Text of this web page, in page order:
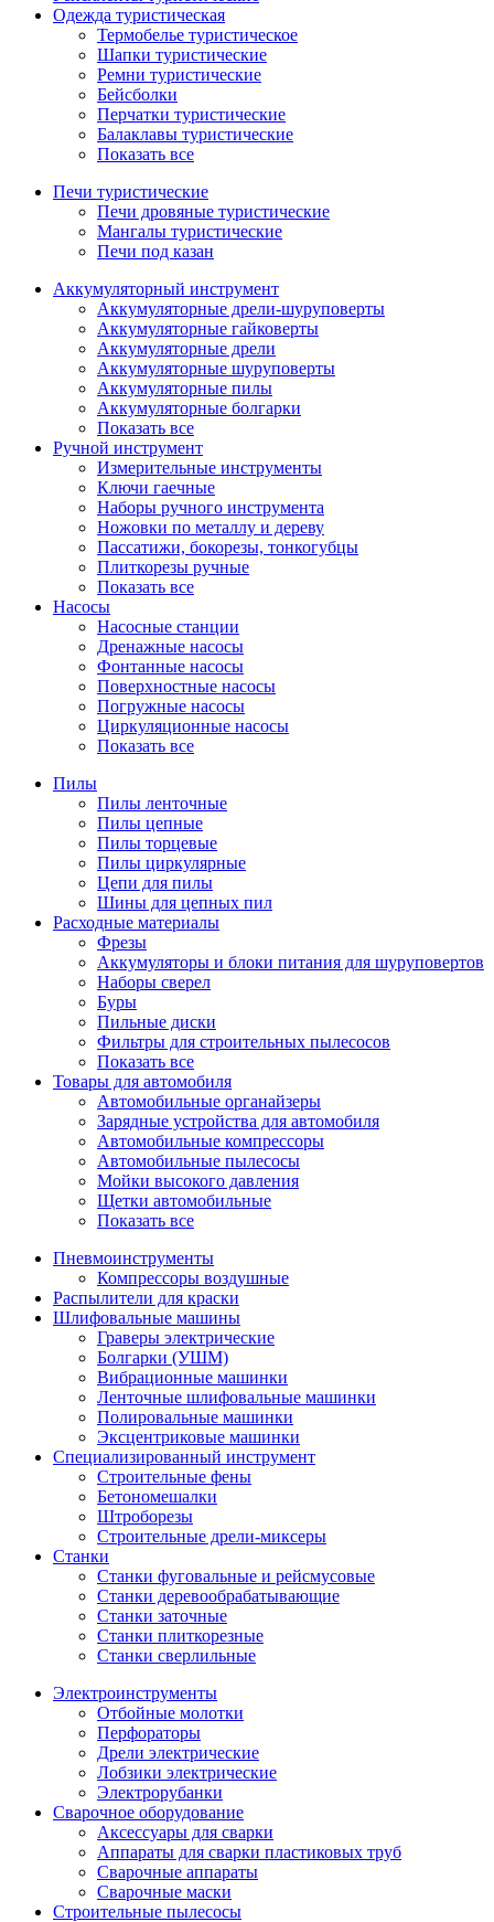
Одежда туристическая
Термобелье туристическое
Шапки туристические
Ремни туристические
Бейсболки
Перчатки туристические
Балаклавы туристические
Показать все
Печи туристические
Печи дровяные туристические
Мангалы туристические
Печи под казан
Аккумуляторный инструмент
Аккумуляторные дрели-шуруповерты
Аккумуляторные гайковерты
Аккумуляторные дрели
Аккумуляторные шуруповерты
Аккумуляторные пилы
Аккумуляторные болгарки
Показать все
Ручной инструмент
Измерительные инструменты
Ключи гаечные
Наборы ручного инструмента
Ножовки по металлу и дереву
Пассатижи, бокорезы, тонкогубцы
Плиткорезы ручные
Показать все
Насосы
Насосные станции
Дренажные насосы
Фонтанные насосы
Поверхностные насосы
Погружные насосы
Циркуляционные насосы
Показать все
Пилы
Пилы ленточные
Пилы цепные
Пилы торцевые
Пилы циркулярные
Цепи для пилы
Шины для цепных пил
Расходные материалы
Фрезы
Аккумуляторы и блоки питания для шуруповертов
Наборы сверел
Буры
Пильные диски
Фильтры для строительных пылесосов
Показать все
Товары для автомобиля
Автомобильные органайзеры
Зарядные устройства для автомобиля
Автомобильные компрессоры
Автомобильные пылесосы
Мойки высокого давления
Щетки автомобильные
Показать все
Пневмоинструменты
Компрессоры воздушные
Распылители для краски
Шлифовальные машины
Граверы электрические
Болгарки (УШМ)
Вибрационные машинки
Ленточные шлифовальные машинки
Полировальные машинки
Эксцентриковые машинки
Специализированный инструмент
Строительные фены
Бетономешалки
Штроборезы
Строительные дрели-миксеры
Станки
Станки фуговальные и рейсмусовые
Станки деревообрабатывающие
Станки заточные
Станки плиткорезные
Станки сверлильные
Электроинструменты
Отбойные молотки
Перфораторы
Дрели электрические
Лобзики электрические
Электрорубанки
Сварочное оборудование
Аксессуары для сварки
Аппараты для сварки пластиковых труб
Сварочные аппараты
Сварочные маски
Строительные пылесосы